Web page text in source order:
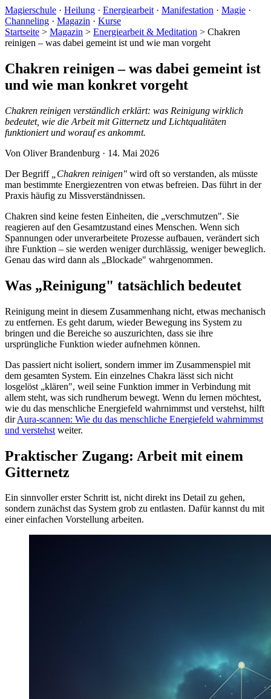
Magierschule · Heilung · Energiearbeit · Manifestation · Magie ·
Channeling · Magazin · Kurse
Startseite > Magazin > Energiearbeit & Meditation > Chakren
reinigen – was dabei gemeint ist und wie man vorgeht
Chakren reinigen – was dabei gemeint ist
und wie man konkret vorgeht
Chakren reinigen verständlich erklärt: was Reinigung wirklich
bedeutet, wie die Arbeit mit Gitternetz und Lichtqualitäten
funktioniert und worauf es ankommt.
Von Oliver Brandenburg · 14. Mai 2026
Der Begriff
„Chakren reinigen" wird oft so verstanden, als müsste
man bestimmte Energiezentren von etwas befreien. Das führt in der
Praxis häufig zu Missverständnissen.
Chakren sind keine festen Einheiten, die „verschmutzen". Sie
reagieren auf den Gesamtzustand eines Menschen. Wenn sich
Spannungen oder unverarbeitete Prozesse aufbauen, verändert sich
ihre Funktion – sie werden weniger durchlässig, weniger beweglich.
Genau das wird dann als „Blockade" wahrgenommen.
Was „Reinigung" tatsächlich bedeutet
Reinigung meint in diesem Zusammenhang nicht, etwas mechanisch
zu entfernen. Es geht darum, wieder Bewegung ins System zu
bringen und die Bereiche so auszurichten, dass sie ihre
ursprüngliche Funktion wieder aufnehmen können.
Das passiert nicht isoliert, sondern immer im Zusammenspiel mit
dem gesamten System. Ein einzelnes Chakra lässt sich nicht
losgelöst „klären", weil seine Funktion immer in Verbindung mit
allem steht, was sich rundherum bewegt. Wenn du lernen möchtest,
wie du das menschliche Energiefeld wahrnimmst und verstehst, hilft
dirAura-scannen: Wie du das menschliche Energiefeld wahrnimmst
und verstehst weiter.
Praktischer Zugang: Arbeit mit einem
Gitternetz
Ein sinnvoller erster Schritt ist, nicht direkt ins Detail zu gehen,
sondern zunächst das System grob zu entlasten. Dafür kannst du mit
einer einfachen Vorstellung arbeiten.